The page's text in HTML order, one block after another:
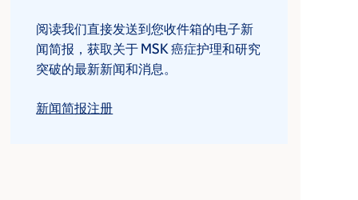
阅读我们直接发送到您收件箱的电子新
闻简报，获取关于 MSK 癌症护理和研究
突破的最新新闻和消息。
新闻简报注册